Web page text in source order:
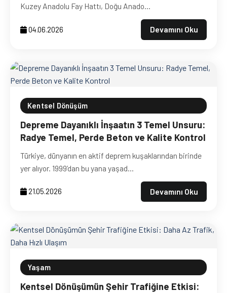
Kuzey Anadolu Fay Hattı, Doğu Anado...
04.06.2026 Devamını Oku
Kentsel Dönüşüm
Depreme Dayanıklı İnşaatın 3 Temel Unsuru:
Radye Temel, Perde Beton ve Kalite Kontrol
Türkiye, dünyanın en aktif deprem kuşaklarından birinde
yer alıyor. 1999’dan bu yana yaşad...
21.05.2026 Devamını Oku
Yaşam
Kentsel Dönüşümün Şehir Trafiğine Etkisi: